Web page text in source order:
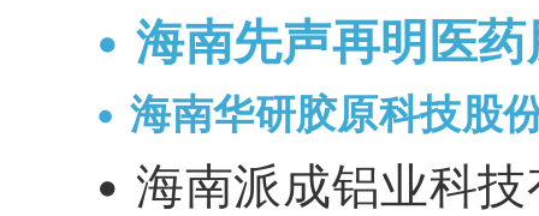
•海南先声再明医
•海南华研胶原科技股
•海南派成铝业科